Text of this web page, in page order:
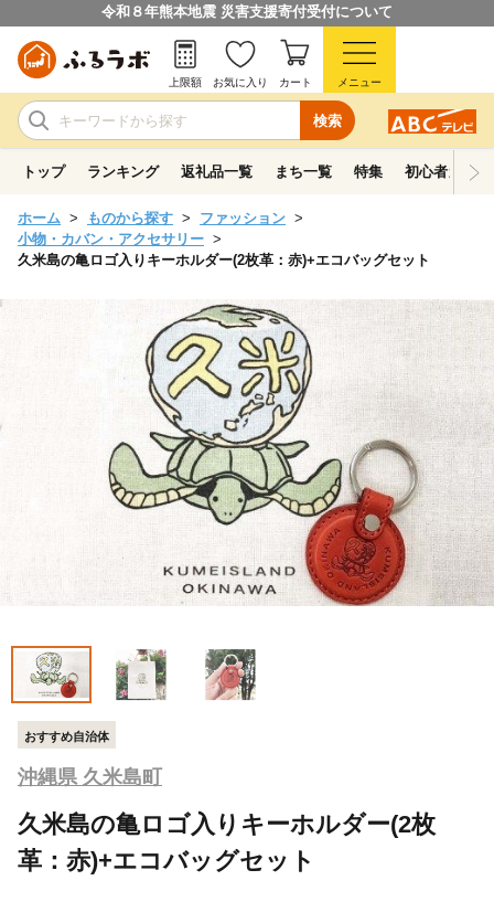
令和８年熊本地震 災害支援寄付受付について
検索
上限額 お気に入り カート メニュー
トップ ランキング 返礼品一覧 まち一覧 特集 初心者ガイド
ホーム ものから探す
ファッション
小物・カバン・アクセサリー
久米島の亀ロゴ入りキーホルダー(2枚革：赤)+エコバッグセット
おすすめ自治体
沖縄県 久米島町
久米島の亀ロゴ入りキーホルダー(2枚
革：赤)+エコバッグセット